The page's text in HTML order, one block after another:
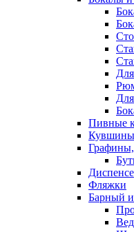
Пивные
Кувшины
Фляжки
Барный